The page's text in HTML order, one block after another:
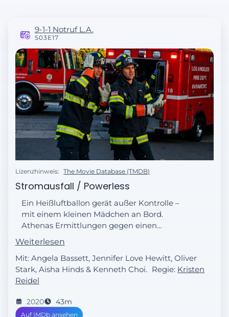
9-1-1 Notruf L.A.
S03E17
Lizenzhinweis: The Movie Database (TMDB)
Stromausfall / Powerless
Ein Heißluftballon gerät außer Kontrolle –
mit einem kleinen Mädchen an Bord.
Athenas Ermittlungen gegen einen
Vergewaltiger bringen sie in Lebensgefahr.
Weiterlesen
Mit: Angela Bassett, Jennifer Love Hewitt, Oliver
Stark, Aisha Hinds & Kenneth Choi.
Regie: Kristen
Reidel
2020 43m
Auf IMDb ansehen